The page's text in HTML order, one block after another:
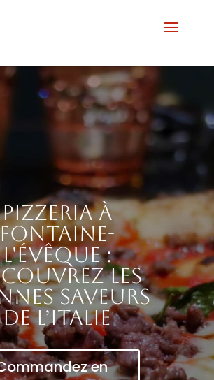
Pizzeria à
Fontaine-
l'Évêque :
les
saveurs
de l’Italie
en